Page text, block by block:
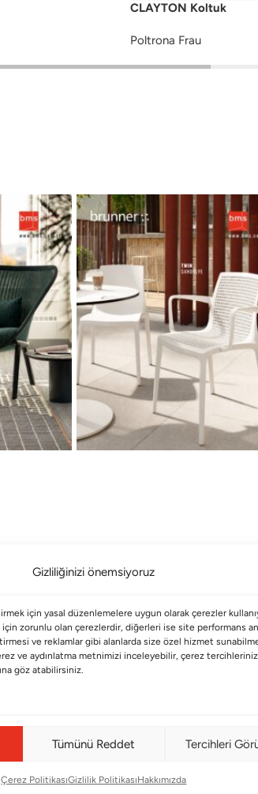
Gizliliğinizi önemsiyoruz
için yasal düzenlemelere uygun olarak çerezler
için zorunlu olan çerezlerdir, diğerleri ise site performans
ve reklamlar gibi alanlarda size özel hizmet
ve aydınlatma metnimizi inceleyebilir, çerez
göz atabilirsiniz.
Tümünü Reddet Tercihleri
Çerez PolitikasıGizlilik PolitikasıHakkımızda
CLAYTON Koltuk
Poltrona Frau
Markalar
Haworth
Baccarat